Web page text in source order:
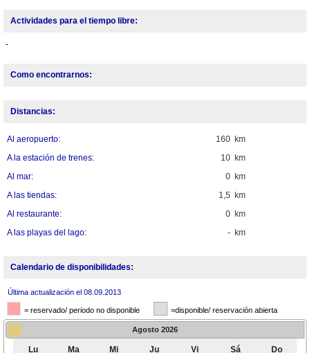
Actividades para el tiempo libre:
-
Como encontrarnos:
Distancias:
160 km
Al aeropuerto:
10 km
A la estación de trenes:
0 km
Al mar:
1,5 km
A las tiendas:
0 km
Al restaurante:
- km
A las playas del lago:
Calendario de disponibilidades:
Última actualización el 08.09.2013
= reservado/ periodo no disponible =disponible/ reservación abierta
Agosto 2026
Lu Ma Mi Ju Vi Sá Do